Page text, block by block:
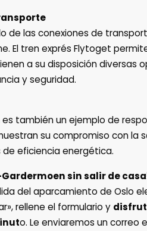
de las conexiones de
El tren exprés Flytoget
a su disposición diversas
y seguridad.
también un ejemplo de
su compromiso con la
eficiencia energética.
sin salir de
del aparcamiento de Oslo
rellene el formulario y
o. Le enviaremos un correo